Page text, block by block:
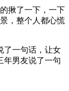
揪了一下，一下
，整个人都心慌